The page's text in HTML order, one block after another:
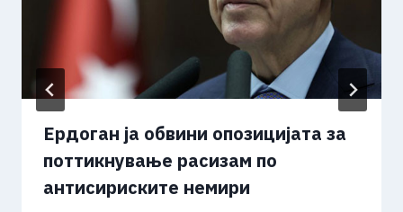
Ердоган ја обвини опозицијата за
поттикнување расизам по
антисириските немири